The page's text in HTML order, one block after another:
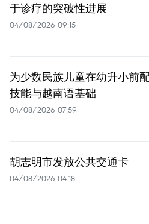
于诊疗的突破性进展
04/08/2026 09:15
为少数民族儿童在幼升小前
技能与越南语基础
04/08/2026 07:59
胡志明市发放公共交通卡
04/08/2026 04:18